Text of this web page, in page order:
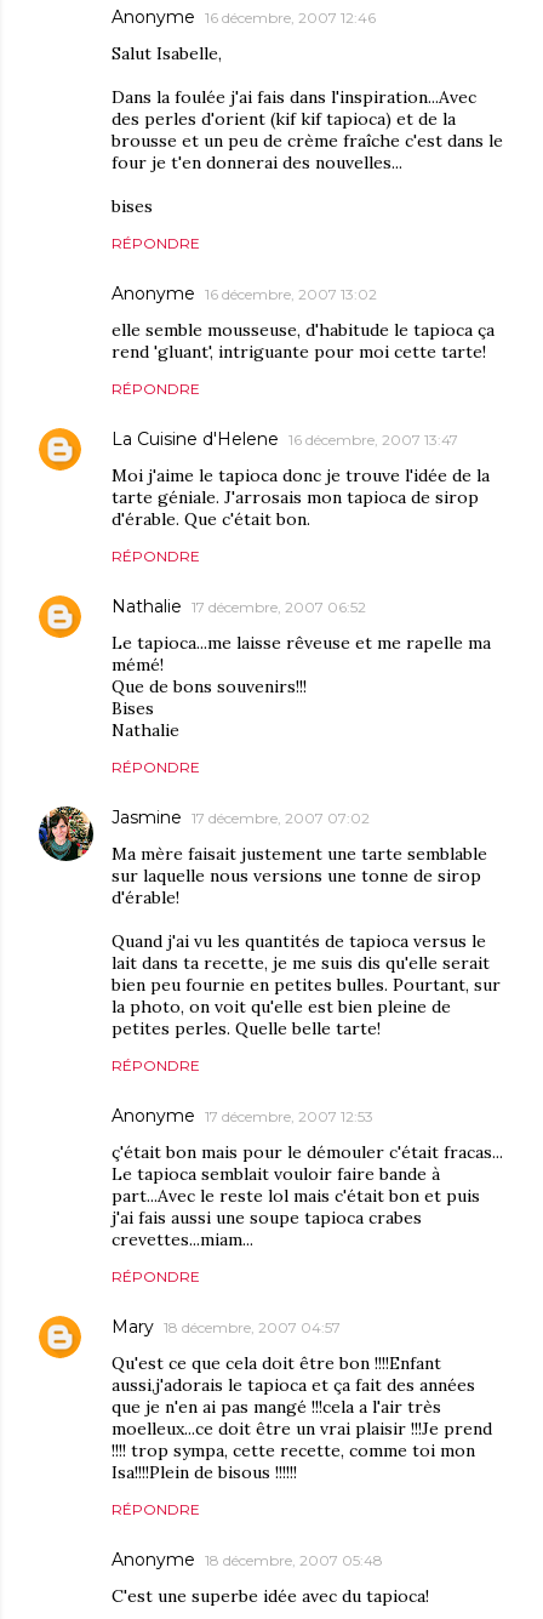
Anonyme 16 décembre, 2007 12:46
Salut Isabelle,
Dans la foulée j'ai fais dans l'inspiration...Avec
des perles d'orient (kif kif tapioca) et de la
brousse et un peu de crème fraîche c'est dans le
four je t'en donnerai des nouvelles...
bises
RÉPONDRE
Anonyme 16 décembre, 2007 13:02
elle semble mousseuse, d'habitude le tapioca ça
rend 'gluant', intriguante pour moi cette tarte!
RÉPONDRE
La Cuisine d'Helene 16 décembre, 2007 13:47
Moi j'aime le tapioca donc je trouve l'idée de la
tarte géniale. J'arrosais mon tapioca de sirop
d'érable. Que c'était bon.
RÉPONDRE
Nathalie 17 décembre, 2007 06:52
Le tapioca...me laisse rêveuse et me rapelle ma
mémé!
Que de bons souvenirs!!!
Bises
Nathalie
RÉPONDRE
Jasmine 17 décembre, 2007 07:02
Ma mère faisait justement une tarte semblable
sur laquelle nous versions une tonne de sirop
d'érable!
Quand j'ai vu les quantités de tapioca versus le
lait dans ta recette, je me suis dis qu'elle serait
bien peu fournie en petites bulles. Pourtant, sur
la photo, on voit qu'elle est bien pleine de
petites perles. Quelle belle tarte!
RÉPONDRE
Anonyme 17 décembre, 2007 12:53
ç'était bon mais pour le démouler c'était fracas...
Le tapioca semblait vouloir faire bande à
part...Avec le reste lol mais c'était bon et puis
j'ai fais aussi une soupe tapioca crabes
crevettes...miam...
RÉPONDRE
Mary 18 décembre, 2007 04:57
Qu'est ce que cela doit être bon !!!!Enfant
aussi,j'adorais le tapioca et ça fait des années
que je n'en ai pas mangé !!!cela a l'air très
moelleux...ce doit être un vrai plaisir !!!Je prend
!!!! trop sympa, cette recette, comme toi mon
Isa!!!!Plein de bisous !!!!!!
RÉPONDRE
Anonyme 18 décembre, 2007 05:48
C'est une superbe idée avec du tapioca!